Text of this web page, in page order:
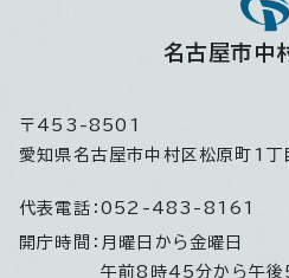
名古屋市中
〒453-8501
愛知県名古屋市中村区松原町1
代表電話： 052-483-8161
開庁時間： 月曜日から金曜日
午前8時45分から午後